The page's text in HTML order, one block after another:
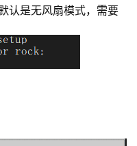
认是无风扇模式，需要